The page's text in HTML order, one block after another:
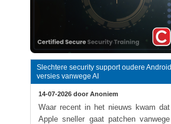
Slechtere security support oudere Android
versies vanwege AI
14-07-2026 door Anoniem
Waar recent in het nieuws kwam dat
Apple sneller gaat patchen vanwege